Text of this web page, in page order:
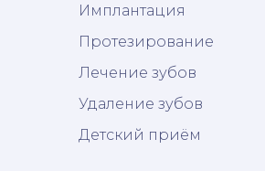
Имплантация
Протезирование
Лечение зубов
Удаление зубов
Детский приём